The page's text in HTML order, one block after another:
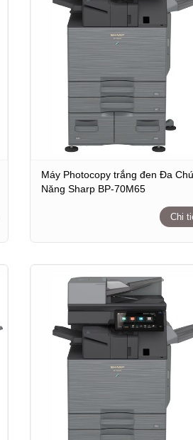
Máy Photocopy trắng đen Đa
Năng Sharp BP-70M65
Chi